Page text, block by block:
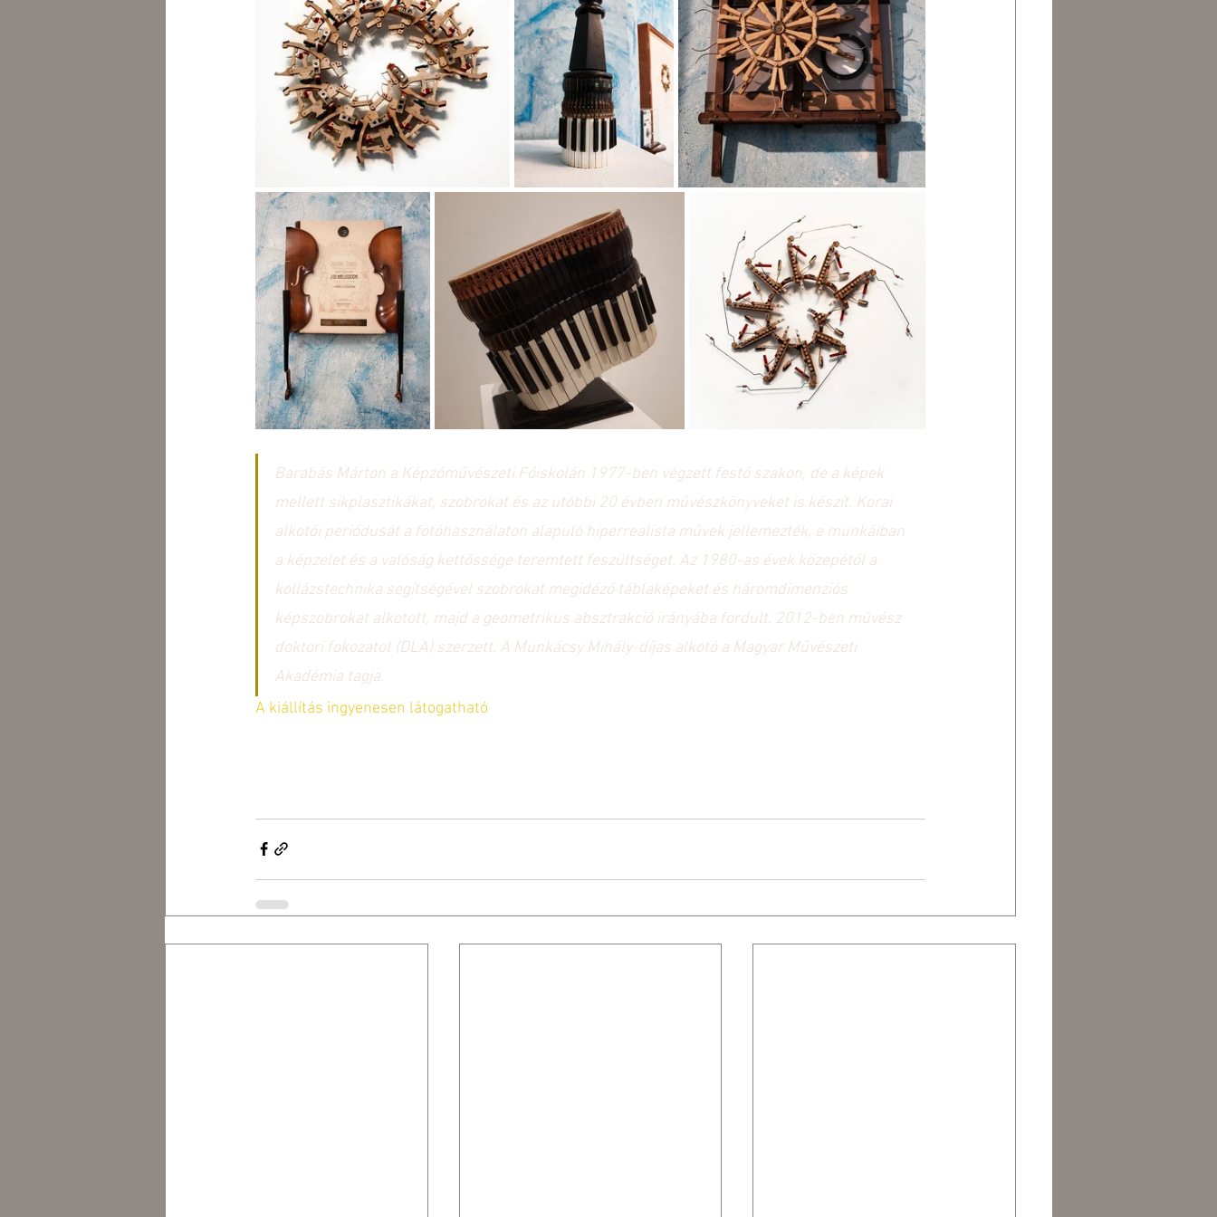
Barabás Márton a Képzőművészeti Főiskolán 1977-ben végzett festő szakon, de a képek
mellett síkplasztikákat, szobrokat és az utóbbi 20 évben művészkönyveket is készít. Korai
alkotói periódusát a fotóhasználaton alapuló hiperrealista művek jellemezték, e munkáiban
a képzelet és a valóság kettőssége teremtett feszültséget. Az 1980-as évek közepétől a
kollázstechnika segítségével szobrokat megidéző táblaképeket és háromdimenziós
képszobrokat alkotott, majd a geometrikus absztrakció irányába fordult. 2012-ben művész
doktori fokozatot (DLA) szerzett. A Munkácsy Mihály-díjas alkotó a Magyar Művészeti
Akadémia tagja.
A kiállítás ingyenesen látogatható